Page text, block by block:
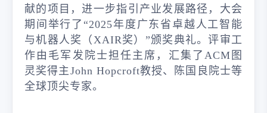
献的项目，进一步指引产业发展路径，大会
期间举行了“2025年度广东省卓越人工智能
与机器人奖（XAIR奖）”颁奖典礼。评审工
作由毛军发院士担任主席，汇集了ACM图
灵奖得主John Hopcroft教授、陈国良院士等
全球顶尖专家。